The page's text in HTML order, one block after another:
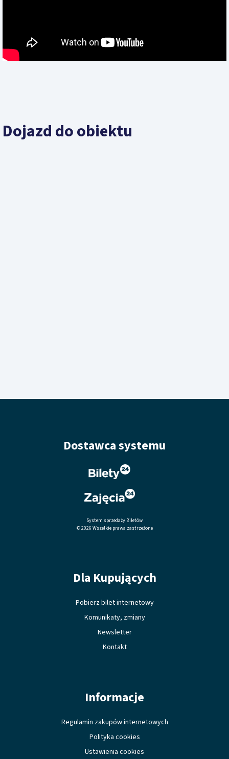
Dojazd do obiektu
Dostawca systemu
System sprzedaży Biletów
© 2026 Wszelkie prawa zastrzeżone
Dla Kupujących
Pobierz bilet internetowy
Komunikaty, zmiany
Newsletter
Kontakt
Informacje
Regulamin zakupów internetowych
Polityka cookies
Ustawienia cookies